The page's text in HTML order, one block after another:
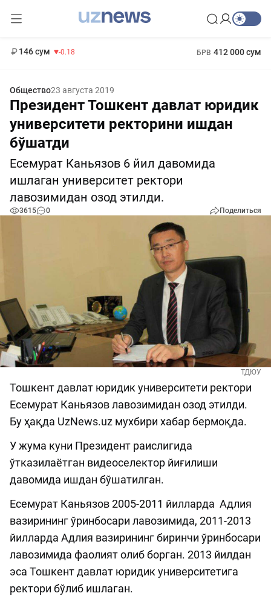
146 сум -0.18 БРВ 412 000 сум
Общество23 августа 2019
Президент Тошкент давлат юридик
университети ректорини ишдан
бўшатди
Есемурат Каньязов 6 йил давомида
ишлаган университет ректори
лавозимидан озод этилди.
3615 0 Поделиться
ТДЮУ
Тошкент давлат юридик университети ректори
Есемурат Каньязов лавозимидан озод этилди.
Бу ҳақда UzNews.uz мухбири хабар бермоқда.
У жума куни Президент раислигида
ўтказилаётган видеоселектор йиғилиши
давомида ишдан бўшатилган.
Есемурат Каньязов 2005-2011 йилларда Адлия
вазирининг ўринбосари лавозимида, 2011-2013
йилларда Адлия вазирининг биринчи ўринбосари
лавозимида фаолият олиб борган. 2013 йилдан
эса Тошкент давлат юридик университетига
ректори бўлиб ишлаган.